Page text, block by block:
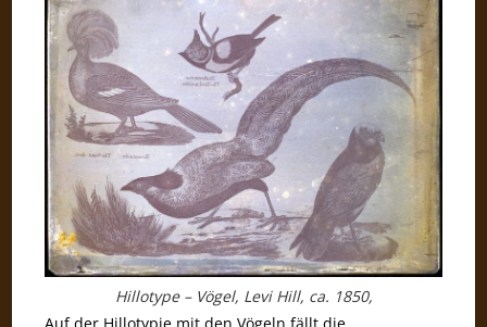
Hillotype – Vögel, Levi Hill, ca. 1850,